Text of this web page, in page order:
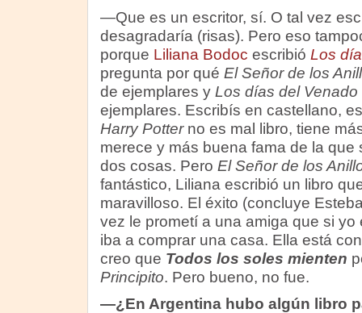
—Que es un escritor, sí. O tal vez
desagradaría (risas). Pero eso
porque Liliana Bodoc escribió Los
pregunta por qué El Señor de los
de ejemplares y Los días del Venado
ejemplares. Escribís en castellano,
Harry Potterno es mal libro, tiene
merece y más buena fama de la que
dos cosas. Pero El Señor de los
fantástico, Liliana escribió un libro
maravilloso. El éxito (concluye
vez le prometí a una amiga que si
iba a comprar una casa. Ella está
creo que Todos los soles mienten
Principito. Pero bueno, no fue.
—¿En Argentina hubo algún libro